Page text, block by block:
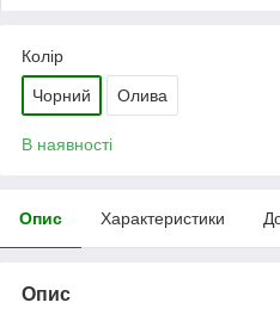
Колір
Чорний Олива
В наявності
Опис Характеристики
Опис